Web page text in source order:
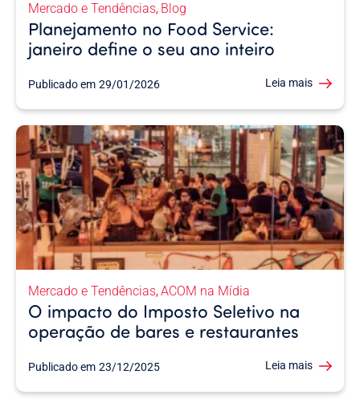
Mercado e Tendências, Blog
Planejamento no Food Service:
janeiro define o seu ano inteiro
Publicado em 29/01/2026 Leia mais
Mercado e Tendências,ACOM na Mídia
O impacto do Imposto Seletivo na
operação de bares e restaurantes
Publicado em 23/12/2025 Leia mais